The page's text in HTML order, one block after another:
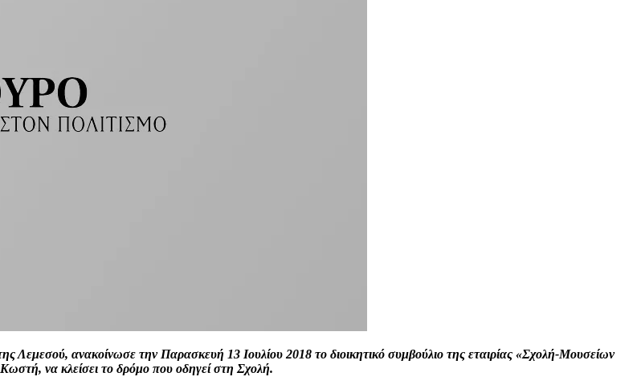
Λεμεσού, ανακοίνωσε την Παρασκευή 13 Ιουλίου 2018 το διοικητικό συμβούλιο της εταιρίας «Σχολή-Μουσείων
να κλείσει το δρόμο που οδηγεί στη Σχολή.